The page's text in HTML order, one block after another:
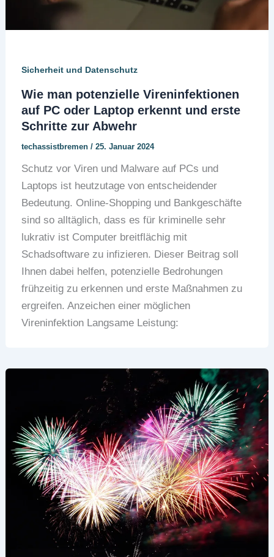
Sicherheit und Datenschutz
Wie man potenzielle Vireninfektionen
auf PC oder Laptop erkennt und erste
Schritte zur Abwehr
techassistbremen / 25. Januar 2024
Schutz vor Viren und Malware auf PCs und
Laptops ist heutzutage von entscheidender
Bedeutung. Online-Shopping und Bankgeschäfte
sind so alltäglich, dass es für kriminelle sehr
lukrativ ist Computer breitflächig mit
Schadsoftware zu infizieren. Dieser Beitrag soll
Ihnen dabei helfen, potenzielle Bedrohungen
frühzeitig zu erkennen und erste Maßnahmen zu
ergreifen. Anzeichen einer möglichen
Vireninfektion Langsame Leistung: